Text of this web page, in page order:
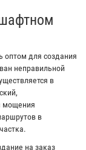
оптом для создания
неправильной
в
мощения
в
на заказ